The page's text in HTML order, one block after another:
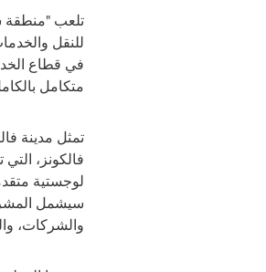
تلعب "منطقة
للنقل
في قطاع
متكامل
فالكونز،
لوجستية
سيشمل
والشركات،